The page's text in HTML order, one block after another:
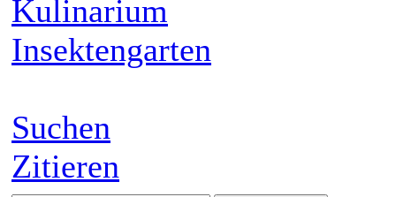
Kulinarium
Insektengarten
Suchen
Zitieren